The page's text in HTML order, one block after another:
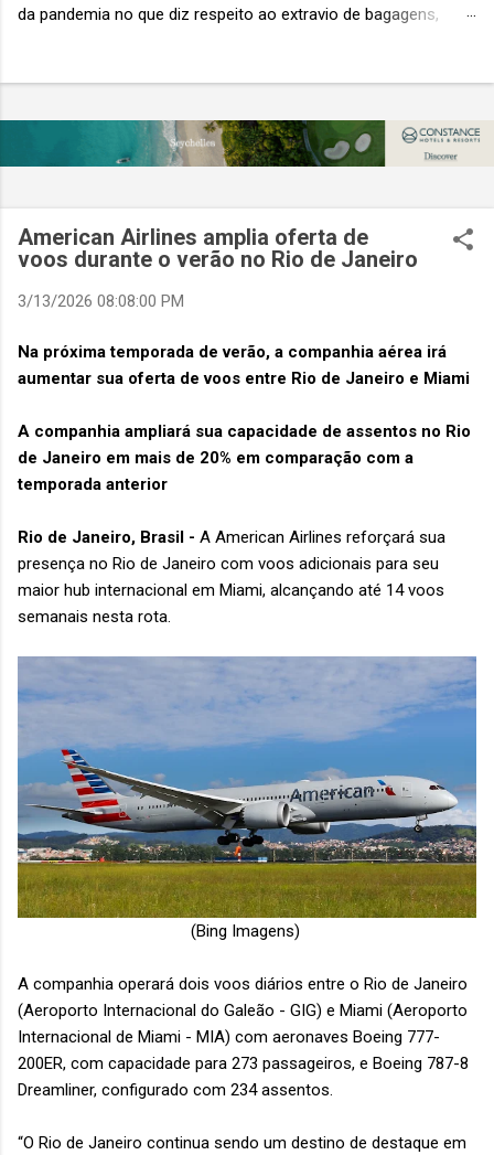
da pandemia no que diz respeito ao extravio de bagagens,
“Baggage IT Insights” de 2026 da SITA, a 20ª edição anual
desse importante estudo de referência à indústria. (© SITA)
custa ao setor US$ 6,3 bilhões anualmente. Cada mala
extraviada acarreta um custo médio de US$ 260. Com um
extraviada anula o lucro de mais de 30 assentos vendidos, e
American Airlines amplia oferta de
voos durante o verão no Rio de Janeiro
3/13/2026 08:08:00 PM
Na próxima temporada de verão, a companhia aérea irá
aumentar sua oferta de voos entre Rio de Janeiro e Miami
A companhia ampliará sua capacidade de assentos no Rio
de Janeiro em mais de 20% em comparação com a
temporada anterior
Rio de Janeiro, Brasil - A American Airlines reforçará sua
presença no Rio de Janeiro com voos adicionais para seu
maior hub internacional em Miami, alcançando até 14 voos
semanais nesta rota.
(Bing Imagens)
A companhia operará dois voos diários entre o Rio de Janeiro
(Aeroporto Internacional do Galeão - GIG) e Miami (Aeroporto
Internacional de Miami - MIA) com aeronaves Boeing 777-
200ER, com capacidade para 273 passageiros, e Boeing 787-8
Dreamliner, configurado com 234 assentos.
“O Rio de Janeiro continua sendo um destino de destaque em